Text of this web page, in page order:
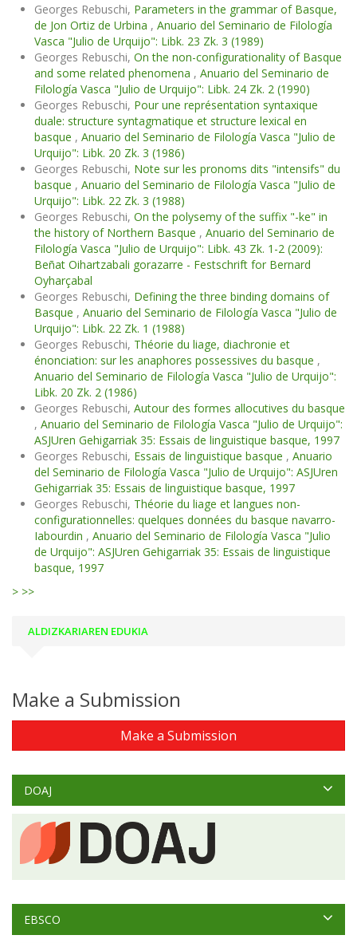
Georges Rebuschi, Parameters in the grammar of Basque,
de Jon Ortiz de Urbina , Anuario del Seminario de Filología
Vasca "Julio de Urquijo": Libk. 23 Zk. 3 (1989)
Georges Rebuschi, On the non-configurationality of Basque
and some related phenomena , Anuario del Seminario de
Filología Vasca "Julio de Urquijo": Libk. 24 Zk. 2 (1990)
Georges Rebuschi, Pour une représentation syntaxique
duale: structure syntagmatique et structure lexical en
basque , Anuario del Seminario de Filología Vasca "Julio de
Urquijo": Libk. 20 Zk. 3 (1986)
Georges Rebuschi, Note sur les pronoms dits "intensifs" du
basque , Anuario del Seminario de Filología Vasca "Julio de
Urquijo": Libk. 22 Zk. 3 (1988)
Georges Rebuschi, On the polysemy of the suffix "-ke" in
the history of Northern Basque , Anuario del Seminario de
Filología Vasca "Julio de Urquijo": Libk. 43 Zk. 1-2 (2009):
Beñat Oihartzabali gorazarre - Festschrift for Bernard
Oyharçabal
Georges Rebuschi, Defining the three binding domains of
Basque , Anuario del Seminario de Filología Vasca "Julio de
Urquijo": Libk. 22 Zk. 1 (1988)
Georges Rebuschi, Théorie du liage, diachronie et
énonciation: sur les anaphores possessives du basque ,
Anuario del Seminario de Filología Vasca "Julio de Urquijo":
Libk. 20 Zk. 2 (1986)
Georges Rebuschi, Autour des formes allocutives du basque
, Anuario del Seminario de Filología Vasca "Julio de Urquijo":
ASJUren Gehigarriak 35: Essais de linguistique basque, 1997
Georges Rebuschi, Essais de linguistique basque , Anuario
del Seminario de Filología Vasca "Julio de Urquijo": ASJUren
Gehigarriak 35: Essais de linguistique basque, 1997
Georges Rebuschi, Théorie du liage et langues non-
configurationnelles: quelques données du basque navarro-
Iabourdin , Anuario del Seminario de Filología Vasca "Julio
de Urquijo": ASJUren Gehigarriak 35: Essais de linguistique
basque, 1997
> >>
ALDIZKARIAREN EDUKIA
Make a Submission
Make a Submission
DOAJ
EBSCO